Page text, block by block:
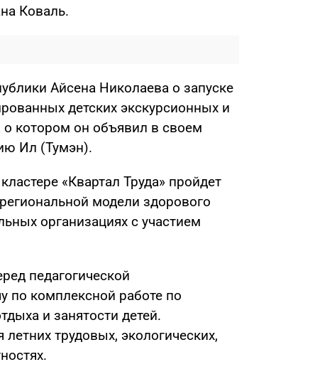
Коваль.
Айсена Николаева о запуске
детских экскурсионных и
о котором он объявил в своем
Ил (Тумэн).
«Квартал Труда» пройдет
модели здорового
организациях с участием
педагогической
по комплексной работе по
и занятости детей.
трудовых, экологических,